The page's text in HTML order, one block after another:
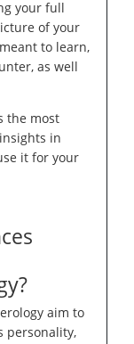
your full
of your
to learn,
as well
the most
in
it for your
aim to
personality,